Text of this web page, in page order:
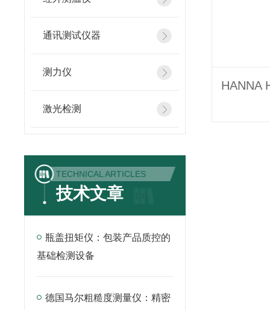
通讯测试仪器
测力仪
激光检测
TECHNICAL ARTICLES
技术文章
瓶盖扭矩仪：包装产品质控的
基础检测设备
德国马尔粗糙度测量仪：精密